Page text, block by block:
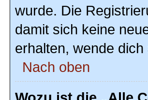
wurde. Die
damit sich keine
erhalten, wende
Nach oben